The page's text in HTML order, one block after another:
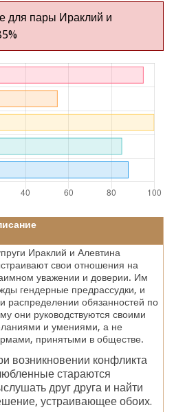
для пары Ираклий и
Ираклий и Алевтина
свои отношения на
уважении и доверии. Им
гендерные предрассудки, и
распределении обязанностей по
они руководствуются своими
и умениями, а не
принятыми в обществе.
возникновении конфликта
стараются
друг друга и найти
устраивающее обоих.